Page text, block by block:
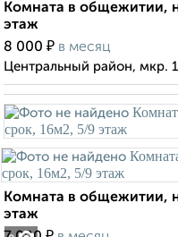
Комната в общежитии,
этаж
8 000 ₽ в месяц
Центральный район, мкр.
Комната в общежитии,
этаж